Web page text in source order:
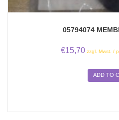
05794074
€15,70 zzgl. Mwst. /
ADD TO